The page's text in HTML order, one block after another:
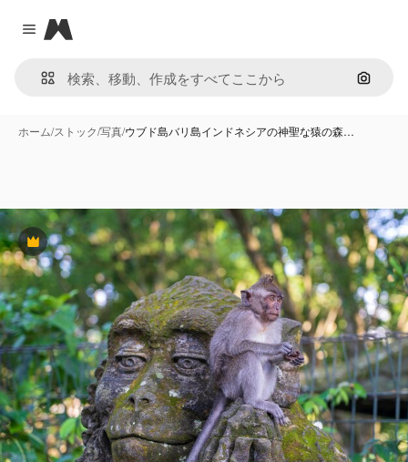
Close menu
Magnific
画像で
ホーム/ストック/写真/ウブド島バリ島インドネシアの神聖な猿の森…
Premium